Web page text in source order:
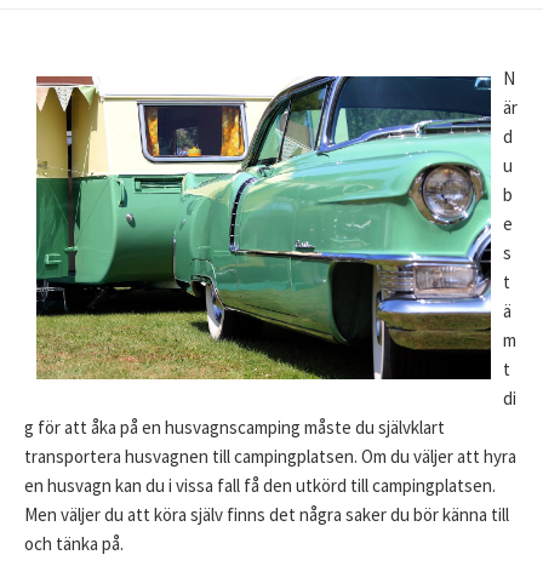
N
är
d
u
b
e
s
t
ä
m
t
di
g för att åka på en husvagnscamping måste du självklart
transportera husvagnen till campingplatsen. Om du väljer att hyra
en husvagn kan du i vissa fall få den utkörd till campingplatsen.
Men väljer du att köra själv finns det några saker du bör känna till
och tänka på.